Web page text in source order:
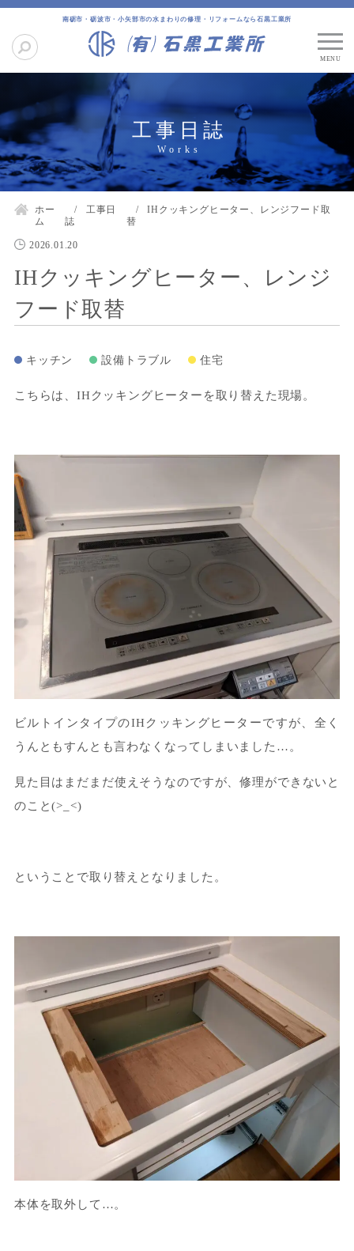
南砺市・砺波市・小矢部市の水まわりの修理・リフォームなら石黒工業所
工事日誌
ホー
ム
工事日
誌
IHクッキングヒーター、レンジフード取
替
2026.01.20
IHクッキングヒーター、レンジ
フード取替
キッチン 設備トラブル 住宅
こちらは、IHクッキングヒーターを取り替えた現場。
ビルトインタイプのIHクッキングヒーターですが、全く
うんともすんとも言わなくなってしまいました…。
見た目はまだまだ使えそうなのですが、修理ができないと
のこと(>_<)
ということで取り替えとなりました。
本体を取外して…。